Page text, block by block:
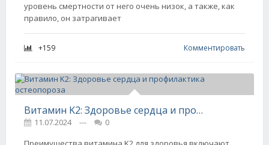
уровень смертности от него очень низок, а также, как
правило, он затрагивает
+159 Комментировать
Витамин K2: Здоровье сердца и профилактика остеопороза
11.07.2024 ---
0